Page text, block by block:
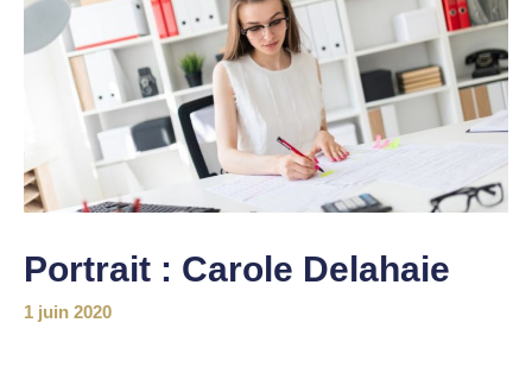
Portrait : Carole Delahaie
1 juin 2020